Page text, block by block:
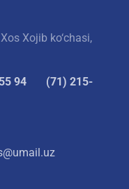
Xojib ko‘chasi,
94
(71) 215-